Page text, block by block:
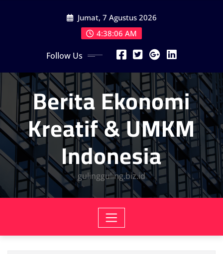
Jumat, 7 Agustus 2026
4:38:07 AM
Follow Us
Berita Ekonomi
Kreatif & UMKM
Indonesia
gulingguling.biz.id